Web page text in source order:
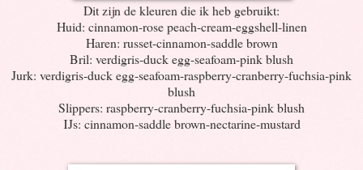
Dit zijn de kleuren die ik heb gebruikt:
Huid: cinnamon-rose peach-cream-eggshell-linen
Haren: russet-cinnamon-saddle brown
Bril: verdigris-duck egg-seafoam-pink blush
Jurk: verdigris-duck egg-seafoam-raspberry-cranberry-fuchsia-pink
blush
Slippers: raspberry-cranberry-fuchsia-pink blush
IJs: cinnamon-saddle brown-nectarine-mustard